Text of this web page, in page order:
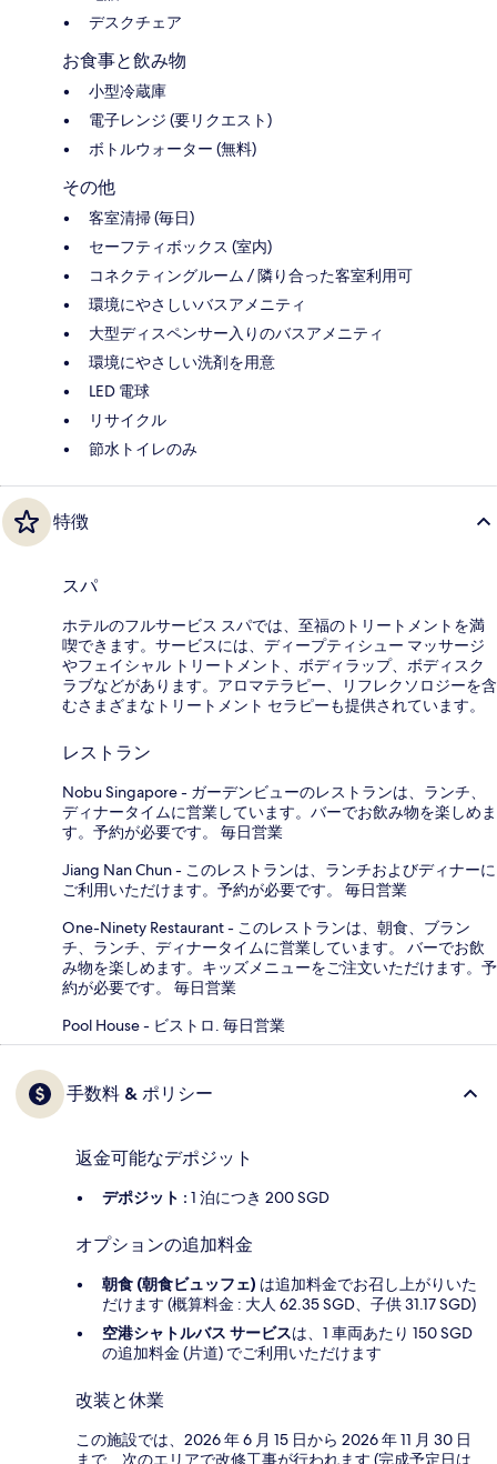
デスクチェア
お食事と飲み物
小型冷蔵庫
電子レンジ (要リクエスト)
ボトルウォーター (無料)
その他
客室清掃 (毎日)
セーフティボックス (室内)
コネクティングルーム / 隣り合った客室利用可
環境にやさしいバスアメニティ
大型ディスペンサー入りのバスアメニティ
環境にやさしい洗剤を用意
LED 電球
リサイクル
節水トイレのみ
特徴
スパ
ホテルのフルサービス スパでは、至福のトリートメントを満
喫できます。サービスには、ディープティシュー マッサージ
やフェイシャル トリートメント、ボディラップ、ボディスク
ラブなどがあります。アロマテラピー、リフレクソロジーを含
むさまざまなトリートメント セラピーも提供されています。
レストラン
Nobu Singapore - ガーデンビューのレストランは、ランチ、
ディナータイムに営業しています。バーでお飲み物を楽しめま
す。予約が必要です。 毎日営業
Jiang Nan Chun - このレストランは、ランチおよびディナーに
ご利用いただけます。予約が必要です。 毎日営業
One-Ninety Restaurant - このレストランは、朝食、ブラン
チ、ランチ、ディナータイムに営業しています。 バーでお飲
み物を楽しめます。キッズメニューをご注文いただけます。予
約が必要です。 毎日営業
Pool House - ビストロ. 毎日営業
手数料 & ポリシー
返金可能なデポジット
デポジット : 1 泊につき 200 SGD
オプションの追加料金
朝食 (朝食ビュッフェ) は追加料金でお召し上がりいた
だけます (概算料金 : 大人 62.35 SGD、子供 31.17 SGD)
空港シャトルバス サービスは、1 車両あたり 150 SGD
の追加料金 (片道) でご利用いただけます
改装と休業
この施設では、2026 年 6 月 15 日から 2026 年 11 月 30 日
まで、次のエリアで改修工事が行われます (完成予定日は